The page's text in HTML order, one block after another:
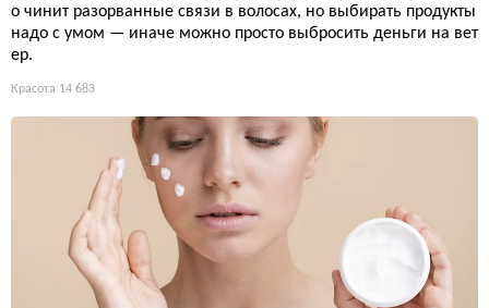
о чинит разорванные связи в волосах, но выбирать продукты
надо с умом — иначе можно просто выбросить деньги на вет
ер.
Красота 14 683